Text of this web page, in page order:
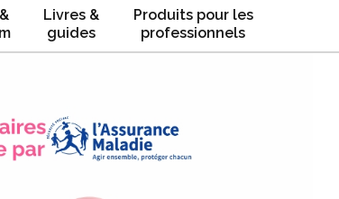
Livres &
guides
Produits pour les
professionnels